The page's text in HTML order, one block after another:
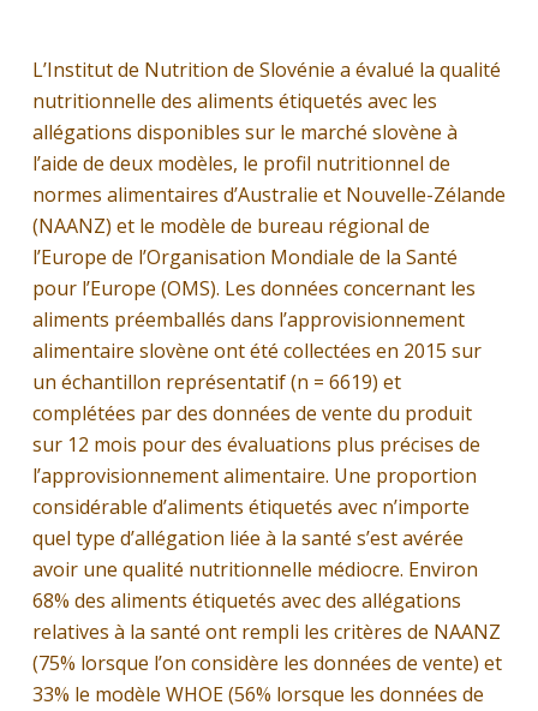
L’Institut de Nutrition de Slovénie a évalué la qualité
nutritionnelle des aliments étiquetés avec les
allégations disponibles sur le marché slovène à
l’aide de deux modèles, le profil nutritionnel de
normes alimentaires d’Australie et Nouvelle-Zélande
(NAANZ) et le modèle de bureau régional de
l’Europe de l’Organisation Mondiale de la Santé
pour l’Europe (OMS). Les données concernant les
aliments préemballés dans l’approvisionnement
alimentaire slovène ont été collectées en 2015 sur
un échantillon représentatif (n = 6619) et
complétées par des données de vente du produit
sur 12 mois pour des évaluations plus précises de
l’approvisionnement alimentaire. Une proportion
considérable d’aliments étiquetés avec n’importe
quel type d’allégation liée à la santé s’est avérée
avoir une qualité nutritionnelle médiocre. Environ
68% des aliments étiquetés avec des allégations
relatives à la santé ont rempli les critères de NAANZ
(75% lorsque l’on considère les données de vente) et
33% le modèle WHOE (56% lorsque les données de